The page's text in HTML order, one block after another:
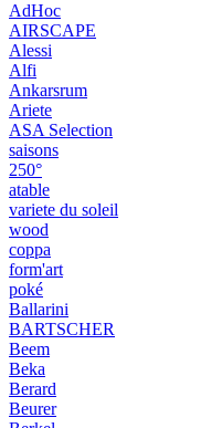
AdHoc
AIRSCAPE
Alessi
Alfi
Ankarsrum
Ariete
ASA Selection
saisons
250°
atable
variete du soleil
wood
coppa
form'art
poké
Ballarini
BARTSCHER
Beem
Beka
Berard
Beurer